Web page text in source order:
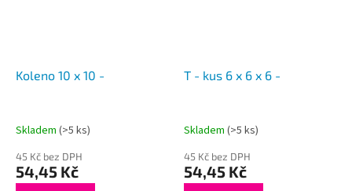
Koleno 10 x 10 -
Skladem (>5 ks)
45 Kč bez DPH
54,45 Kč
T - kus 6 x 6 x 6 -
Skladem (>5 ks)
45 Kč bez DPH
54,45 Kč